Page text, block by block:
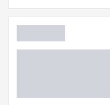
Dodatkowe kolory